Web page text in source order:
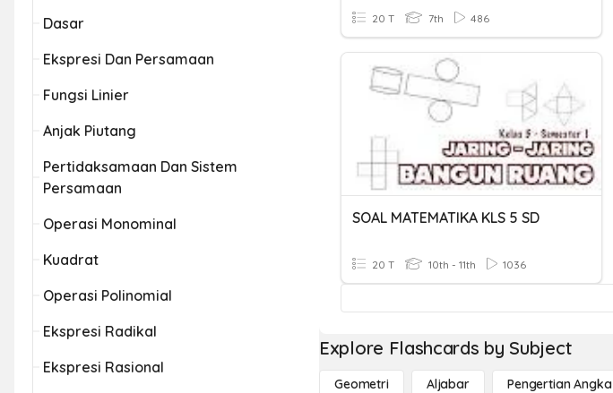
Dasar
Ekspresi Dan Persamaan
Fungsi Linier
Anjak Piutang
Pertidaksamaan Dan Sistem
Persamaan
Operasi Monominal
Kuadrat
Operasi Polinomial
Ekspresi Radikal
Ekspresi Rasional
20 T 7th 486
SOAL MATEMATIKA KLS 5 SD
20 T 10th - 11th 1036
Explore Flashcards by Subject
Geometri Aljabar Pengertian Angka